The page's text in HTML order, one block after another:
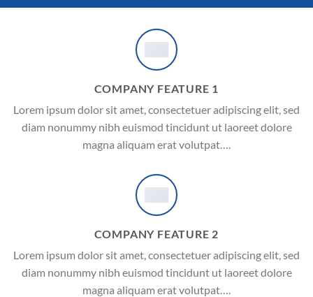
COMPANY FEATURE 1
Lorem ipsum dolor sit amet, consectetuer adipiscing elit, sed
diam nonummy nibh euismod tincidunt ut laoreet dolore
magna aliquam erat volutpat….
COMPANY FEATURE 2
Lorem ipsum dolor sit amet, consectetuer adipiscing elit, sed
diam nonummy nibh euismod tincidunt ut laoreet dolore
magna aliquam erat volutpat….